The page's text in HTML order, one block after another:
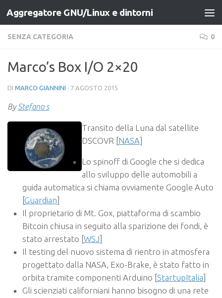
Salta al contenuto
Aggregatore GNU/Linux e dintorni
SENZA CATEGORIA 0
Marco’s Box I/O 2×20
DI MARCO GIANNINI · 7 AGOSTO 2015
ByStefano s
Transito della Luna dal satellite
DSCOVR [NASA]
Lo spinoff di Google che si dedica
allo sviluppo delle automobili a
guida automatica si chiama ovviamente Google Auto
Guardian
Il proprietario di Mt. Gox, piattaforma di scambio
Bitcoin chiusa in seguito alla sparizione dei fondi, è
stato arrestato [ WSJ
Il testing del nuovo sistema di rientro in atmosfera
progettato dalla NASA, Exo-Brake, è stato fatto in
orbita tramite componenti Arduino [ StartupItalia
Gli scienziati californiani hanno bisogno di una rete